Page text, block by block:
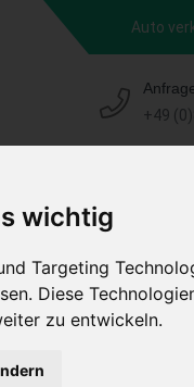
wichtig
Targeting
Diese
zu entwickeln.
Auto
+49
Kolbermoor
& gratis abholen
für Ihr Auto erhalten